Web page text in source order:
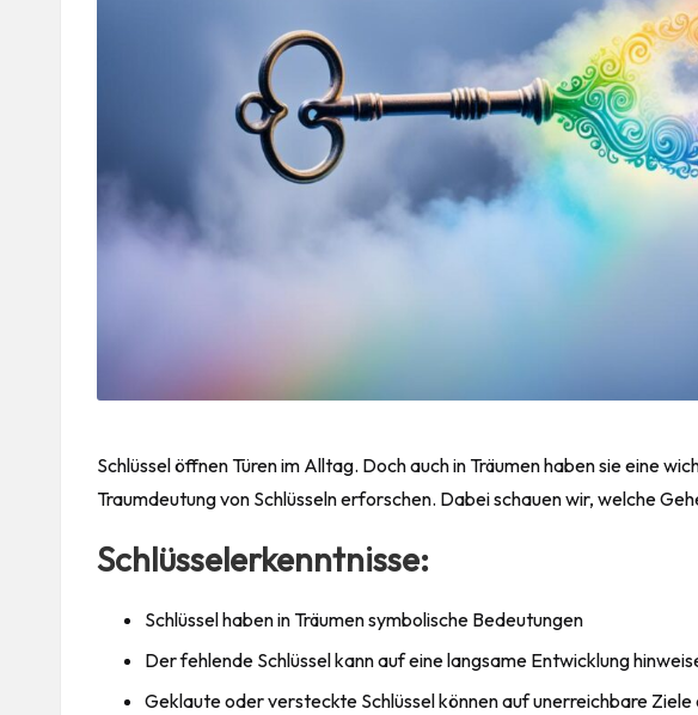
Schlüssel öffnen Türen im Alltag. Doch auch in Träumen haben sie eine
Traumdeutung von Schlüsseln erforschen. Dabei schauen wir, welche
Schlüsselerkenntnisse:
Schlüssel haben in Träumen symbolische Bedeutungen
Der fehlende Schlüssel kann auf eine langsame Entwicklung
Geklaute oder versteckte Schlüssel können auf unerreichbare Ziele